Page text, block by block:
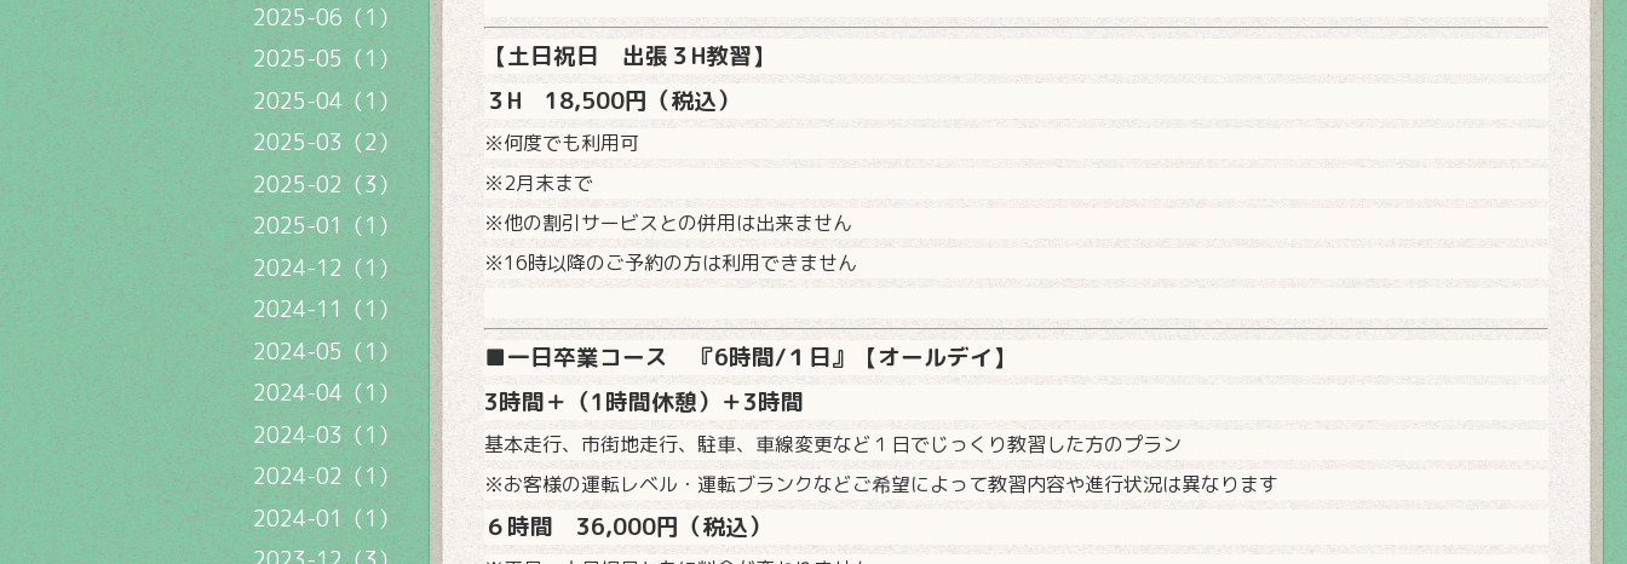
【土日祝日 出張３H教習】
３H 18,500円（税込）
※何度でも利用可
※2月末まで
※他の割引サービスとの併用は出来ません
※16時以降のご予約の方は利用できません
■一日卒業コース 『6時間/１日』【オールデイ】
3時間＋（1時間休憩）＋3時間
基本走行、市街地走行、駐車、車線変更など１日でじっくり教習した方のプラン
※お客様の運転レベル・運転ブランクなどご希望によって教習内容や進行状況は異なります
６時間 36,000円（税込）
2025-06（1）
2025-05（1）
2025-04（1）
2025-03（2）
2025-02（3）
2025-01（1）
2024-12（1）
2024-11（1）
2024-05（1）
2024-04（1）
2024-03（1）
2024-02（1）
2024-01（1）